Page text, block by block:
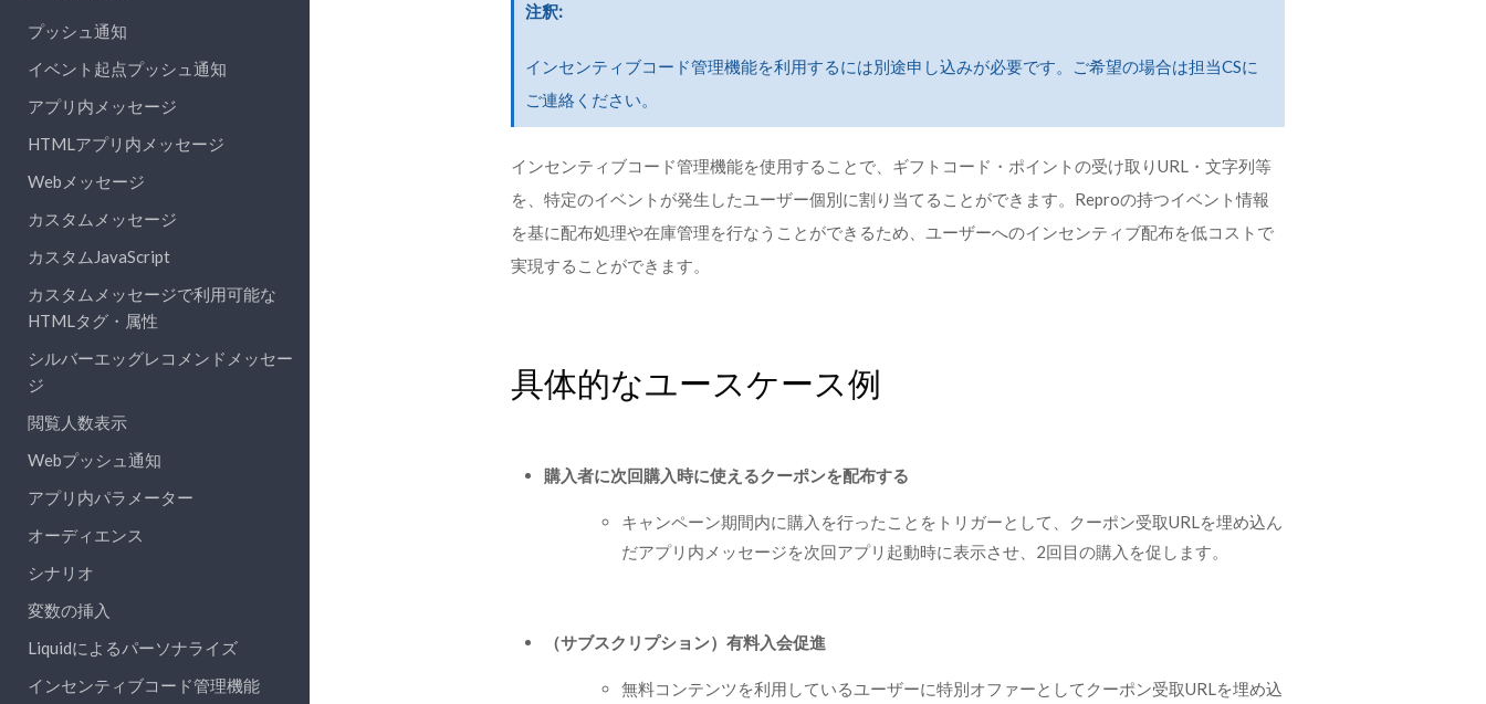
プッシュ通知
イベント起点プッシュ通知
アプリ内メッセージ
HTMLアプリ内メッセージ
Webメッセージ
カスタムメッセージ
カスタムJavaScript
カスタムメッセージで利用可能な
HTMLタグ・属性
シルバーエッグレコメンドメッセー
ジ
閲覧人数表示
Webプッシュ通知
アプリ内パラメーター
オーディエンス
シナリオ
変数の挿入
Liquidによるパーソナライズ
インセンティブコード管理機能
注釈
インセンティブコード管理機能を利用するには別途申し込みが必要です。ご希望の場合は担当CSに
ご連絡ください。
インセンティブコード管理機能を使用することで、ギフトコード・ポイントの受け取りURL・文字列等
を、特定のイベントが発生したユーザー個別に割り当てることができます。Reproの持つイベント情報
を基に配布処理や在庫管理を行なうことができるため、ユーザーへのインセンティブ配布を低コストで
実現することができます。
具体的なユースケース例
購入者に次回購入時に使えるクーポンを配布する
キャンペーン期間内に購入を行ったことをトリガーとして、クーポン受取URLを埋め込ん
だアプリ内メッセージを次回アプリ起動時に表示させ、2回目の購入を促します。
（サブスクリプション）有料入会促進
無料コンテンツを利用しているユーザーに特別オファーとしてクーポン受取URLを埋め込